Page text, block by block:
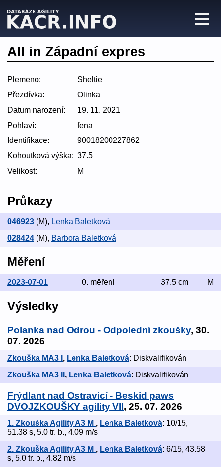
All in Západní expres
Plemeno:
Sheltie
Přezdívka:
Olinka
Datum narození:
19. 11. 2021
Pohlaví:
fena
Identifikace:
90018200227862
Kohoutková výška: 37.5
Velikost:
M
Průkazy
046923 (M), Lenka Baletková
028424 (M), Barbora Baletková
Měření
2023-07-01 0. měření 37.5 cm M
Výsledky
Polanka nad Odrou - Odpolední zkoušky, 30.
07. 2026
Zkouška MA3 I , Lenka Baletková: Diskvalifikován
Zkouška MA3 II , Lenka Baletková: Diskvalifikován
Frýdlant nad Ostravicí - Beskid paws
DVOJZKOUŠKY agility VII, 25. 07. 2026
1. Zkouška Agility A3 M , Lenka Baletková: 10/15,
51.38 s, 5.0 tr. b., 4.09 m/s
2. Zkouška Agility A3 M , Lenka Baletková: 6/15, 43.58
s, 5.0 tr. b., 4.82 m/s